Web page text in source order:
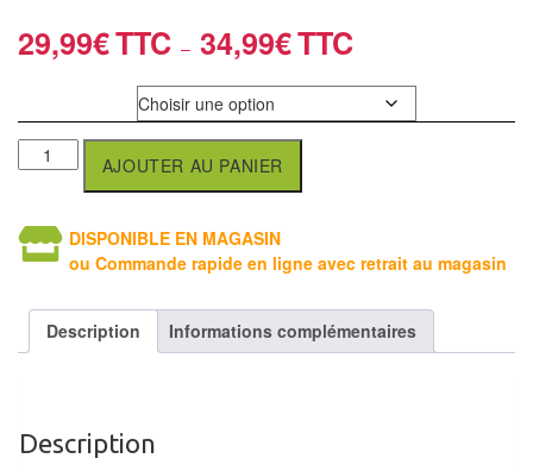
Livres
anglais
Livres
français
Accessoires
société
29,99€ – 34,99€
AJOUTER AU PANIER
DISPONIBLE EN MAGASIN
ou Commande rapide en ligne avec retrait au magasin
Description Informations complémentaires
Description